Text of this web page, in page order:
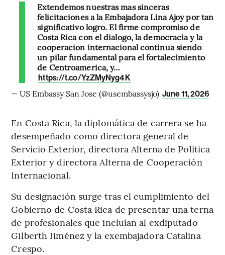
Extendemos nuestras más sinceras
felicitaciones a la Embajadora Lina Ajoy por tan
significativo logro. El firme compromiso de
Costa Rica con el diálogo, la democracia y la
cooperación internacional continúa siendo
un pilar fundamental para el fortalecimiento
de Centroamérica, y…
https://t.co/YzZMyNyg4K
— US Embassy San Jose (@usembassysjo) June 11, 2026
En Costa Rica, la diplomática de carrera se ha
desempeñado como directora general de
Servicio Exterior, directora Alterna de Política
Exterior y directora Alterna de Cooperación
Internacional.
Su designación surge tras el cumplimiento del
Gobierno de Costa Rica de presentar una terna
de profesionales que incluían al exdiputado
Gilberth Jiménez y la exembajadora Catalina
Crespo.